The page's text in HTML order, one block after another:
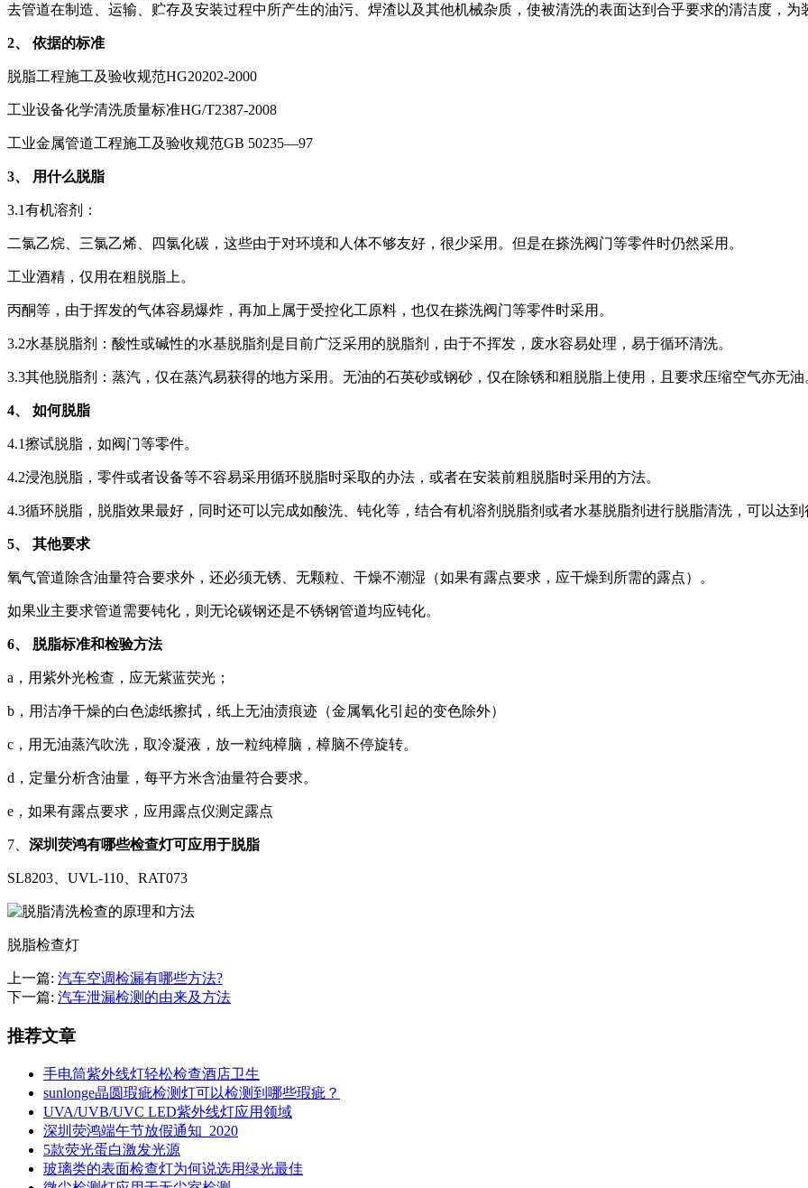
去管道在制造、运输、贮存及安装过程中所产生的油污、焊渣以及其他机械杂质，使被清洗的表面达到合乎要求的清洁度，为
2、 依据的标准
脱脂工程施工及验收规范HG20202-2000
工业设备化学清洗质量标准HG/T2387-2008
工业金属管道工程施工及验收规范GB 50235—97
3、 用什么脱脂
3.1有机溶剂：
二氯乙烷、三氯乙烯、四氯化碳，这些由于对环境和人体不够友好，很少采用。但是在搽洗阀门等零件时仍然采用。
工业酒精，仅用在粗脱脂上。
丙酮等，由于挥发的气体容易爆炸，再加上属于受控化工原料，也仅在搽洗阀门等零件时采用。
3.2水基脱脂剂：酸性或碱性的水基脱脂剂是目前广泛采用的脱脂剂，由于不挥发，废水容易处理，易于循环清洗。
3.3其他脱脂剂：蒸汽，仅在蒸汽易获得的地方采用。无油的石英砂或钢砂，仅在除锈和粗脱脂上使用，且要求压缩空气亦无油
4、 如何脱脂
4.1擦试脱脂，如阀门等零件。
4.2浸泡脱脂，零件或者设备等不容易采用循环脱脂时采取的办法，或者在安装前粗脱脂时采用的方法。
4.3循环脱脂，脱脂效果最好，同时还可以完成如酸洗、钝化等，结合有机溶剂脱脂剂或者水基脱脂剂进行脱脂清洗，可以达到
5、 其他要求
氧气管道除含油量符合要求外，还必须无锈、无颗粒、干燥不潮湿（如果有露点要求，应干燥到所需的露点）。
如果业主要求管道需要钝化，则无论碳钢还是不锈钢管道均应钝化。
6、 脱脂标准和检验方法
a，用紫外光检查，应无紫蓝荧光；
b，用洁净干燥的白色滤纸擦拭，纸上无油渍痕迹（金属氧化引起的变色除外）
c，用无油蒸汽吹洗，取冷凝液，放一粒纯樟脑，樟脑不停旋转。
d，定量分析含油量，每平方米含油量符合要求。
e，如果有露点要求，应用露点仪测定露点
7、 深圳荧鸿有哪些检查灯可应用于脱脂
SL8203、UVL-110、RAT073
脱脂检查灯
上一篇: 汽车空调检漏有哪些方法?
下一篇: 汽车泄漏检测的由来及方法
推荐文章
手电筒紫外线灯轻松检查酒店卫生
sunlonge晶圆瑕疵检测灯可以检测到哪些瑕疵？
UVA/UVB/UVC LED紫外线灯应用领域
深圳荧鸿端午节放假通知_2020
5款荧光蛋白激发光源
玻璃类的表面检查灯为何说选用绿光最佳